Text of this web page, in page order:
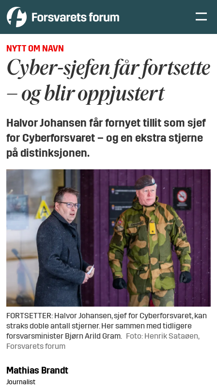
NYTT OM NAVN
Cyber-sjefen får fortsette
– og blir oppjustert
Halvor Johansen får fornyet tillit som sjef
for Cyberforsvaret – og en ekstra stjerne
på distinksjonen.
FORTSETTER: Halvor Johansen, sjef for Cyberforsvaret, kan
straks doble antall stjerner. Her sammen med tidligere
forsvarsminister Bjørn Arild Gram.
Foto: Henrik Sataøen,
Forsvarets forum
Mathias Brandt
Journalist